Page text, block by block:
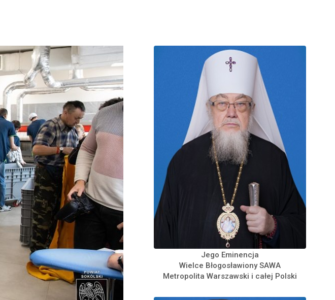
Jego Eminencja
Wielce Błogosławiony SAWA
Metropolita Warszawski i całej Polski